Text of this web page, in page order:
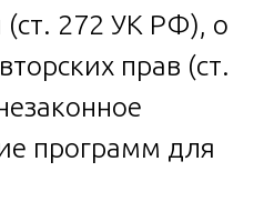
272 УК РФ), о
прав (ст.
программ для